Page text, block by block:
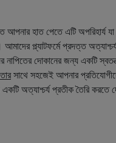
হাত পেতে এটি অপরিহার্য
প্ল্যাটফর্মে প্রদত্ত
নাপিতের দোকানের জন্য একটি
সাথে সহজেই আপনার
একটি অত্যাশ্চর্য প্রতীক তৈরি করতে